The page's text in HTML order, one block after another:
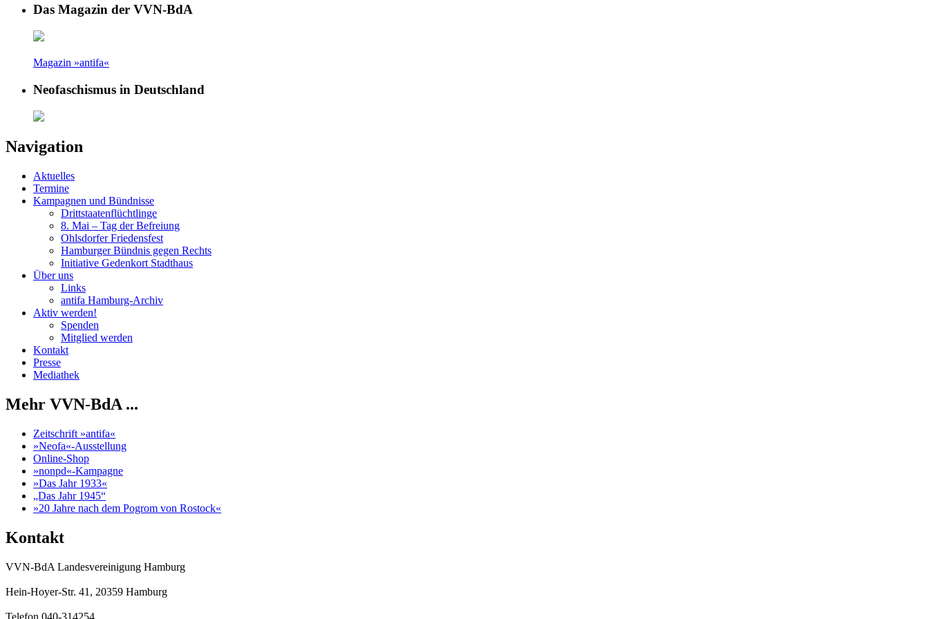
Das Magazin der VVN-BdA
Magazin »antifa«
Neofaschismus in Deutschland
Navigation
Aktuelles
Termine
Kampagnen und Bündnisse
Drittstaatenflüchtlinge
8. Mai – Tag der Befreiung
Ohlsdorfer Friedensfest
Hamburger Bündnis gegen Rechts
Initiative Gedenkort Stadthaus
Über uns
Links
antifa Hamburg-Archiv
Aktiv werden!
Spenden
Mitglied werden
Kontakt
Presse
Mediathek
Mehr VVN-BdA ...
Zeitschrift »antifa«
»Neofa«-Ausstellung
Online-Shop
»nonpd«-Kampagne
»Das Jahr 1933«
„Das Jahr 1945“
»20 Jahre nach dem Pogrom von Rostock«
Kontakt
VVN-BdA Landesvereinigung Hamburg
Hein-Hoyer-Str. 41, 20359 Hamburg
Telefon 040-314254